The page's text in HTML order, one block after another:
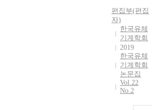
편집부(편집
자)
한국유체
기계학회
2019
한국유체
기계학회
논문집
Vol.22
No.2